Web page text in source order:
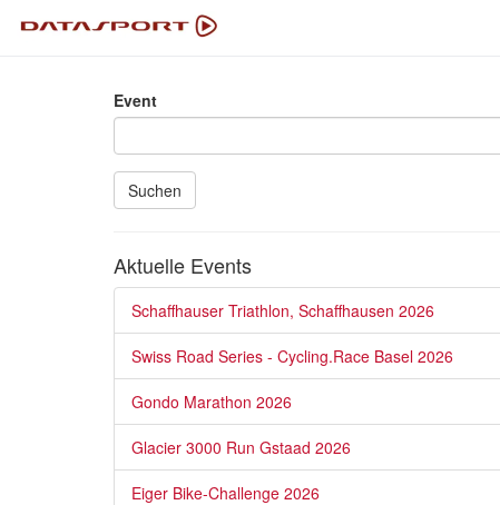
Event
Suchen
Aktuelle Events
Schaffhauser Triathlon, Schaffhausen 2026
Swiss Road Series - Cycling.Race Basel 2026
Gondo Marathon 2026
Glacier 3000 Run Gstaad 2026
Eiger Bike-Challenge 2026